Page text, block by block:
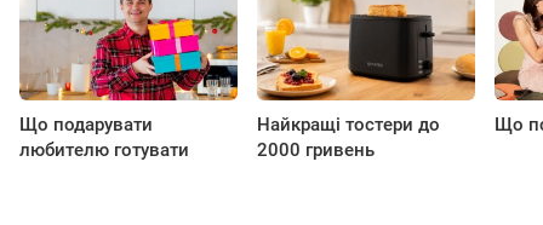
Що подарувати
любителю готувати
Найкращі тостери до
2000 гривень
Що